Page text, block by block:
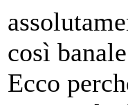
così
Ecco